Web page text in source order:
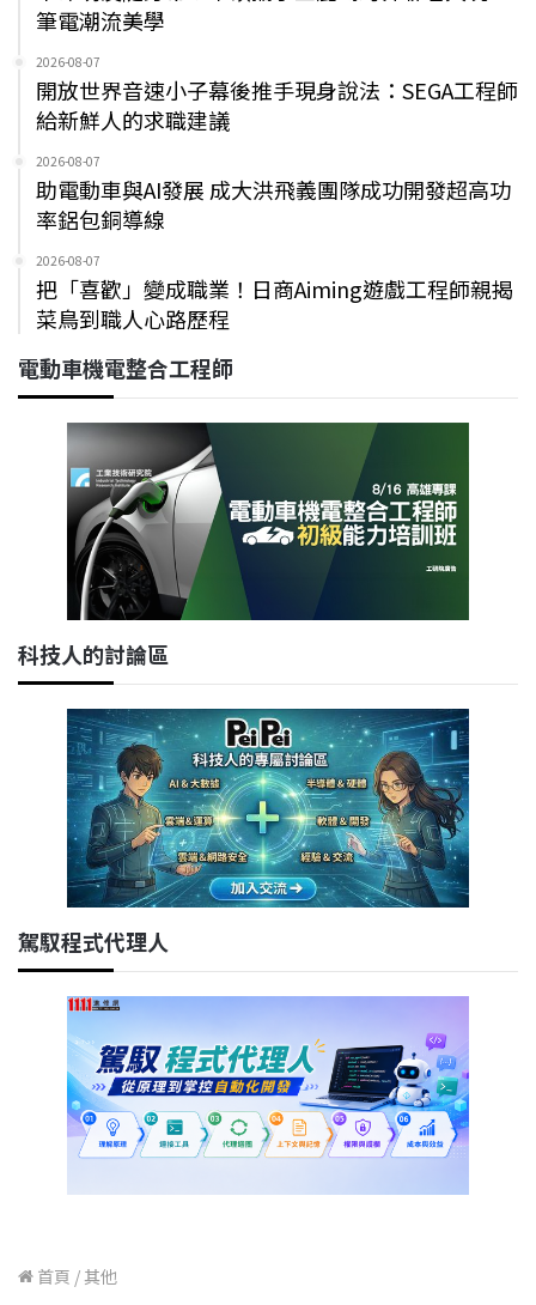
筆電潮流美學
2026-08-07
開放世界音速小子幕後推手現身說法：SEGA工程師
給新鮮人的求職建議
2026-08-07
助電動車與AI發展 成大洪飛義團隊成功開發超高功
率鋁包銅導線
2026-08-07
把「喜歡」變成職業！日商Aiming遊戲工程師親揭
菜鳥到職人心路歷程
電動車機電整合工程師
科技人的討論區
駕馭程式代理人